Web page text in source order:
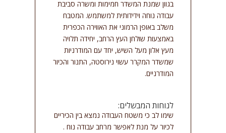
את
כל
בגוון שמנת המשדר חמימות ומשרה סביבת
עבודה נוחה וידידותית למשתמש. המטבח
משלב באופן הרמוני את האווירה הכפרית
באמצעות שולחן העץ הרחב, יחידה תלויה
מעץ אלון מעל השיש, יחד עם המודרניות
שמשדר המקרר עשוי נירוסטה, התנור והכיור
המודרניים.
לנוחות המבשלים:
שימו לב כי משטח העבודה נמצא בין הכיריים
לכיור על מנת לאפשר מרחב עבודה נוח .